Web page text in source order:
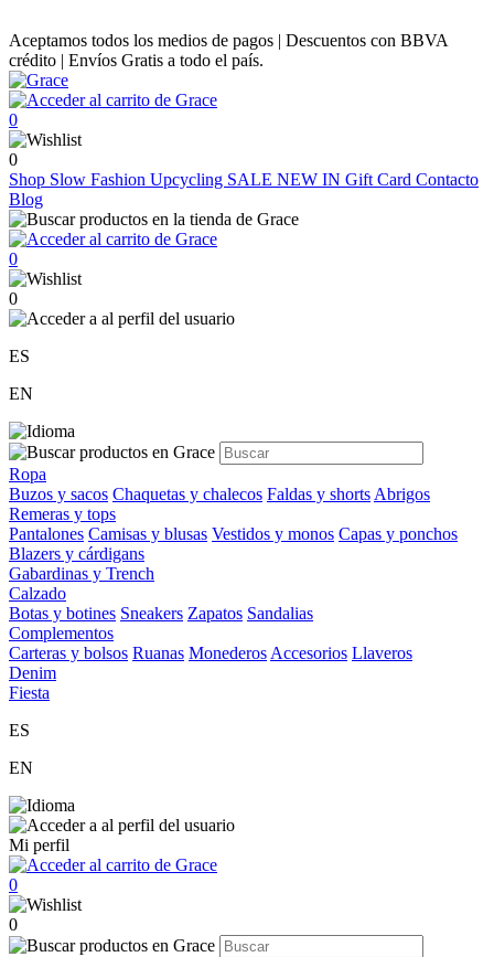
Aceptamos todos los medios de pagos | Descuentos con BBVA
crédito | Envíos Gratis a todo el país.
0
0
Shop Slow Fashion Upcycling SALE NEW IN Gift Card Contacto
Blog
0
0
ES
EN
Ropa
Buzos y sacos Chaquetas y chalecos Faldas y shorts Abrigos
Remeras y tops
Pantalones Camisas y blusas Vestidos y monos Capas y ponchos
Blazers y cárdigans
Gabardinas y Trench
Calzado
Botas y botines Sneakers Zapatos Sandalias
Complementos
Carteras y bolsos Ruanas Monederos Accesorios Llaveros
Denim
Fiesta
ES
EN
Mi perfil
0
0